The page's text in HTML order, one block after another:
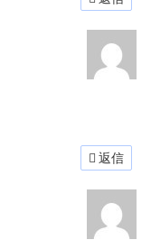
返信